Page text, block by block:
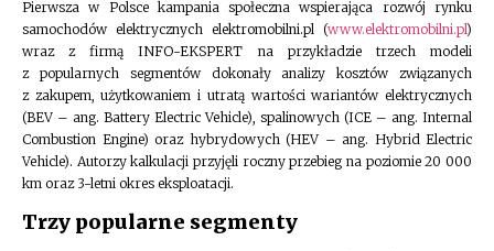
Pierwsza w Polsce kampania społeczna wspierająca rozwój rynku
samochodów elektrycznych elektromobilni.pl (www.elektromobilni.pl)
wraz z firmą INFO-EKSPERT na przykładzie trzech modeli
z popularnych segmentów dokonały analizy kosztów związanych
z zakupem, użytkowaniem i utratą wartości wariantów elektrycznych
(BEV – ang. Battery Electric Vehicle), spalinowych (ICE – ang. Internal
Combustion Engine) oraz hybrydowych (HEV – ang. Hybrid Electric
Vehicle). Autorzy kalkulacji przyjęli roczny przebieg na poziomie 20 000
km oraz 3-letni okres eksploatacji.
Trzy popularne segmenty